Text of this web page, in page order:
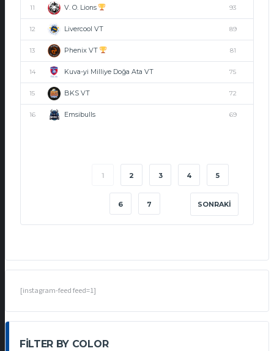
11 V. O. Lions 93
12 Livercool VT 89
13 Phenix VT 81
14 Kuva-yi Milliye Doğa Ata VT 75
15 BKS VT 72
16 Emsibulls 69
1 2 3 4 5
6 7 SONRAKI
[instagram-feed feed=1]
FILTER BY COLOR